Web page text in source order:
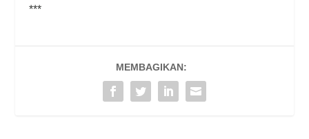
***
MEMBAGIKAN: